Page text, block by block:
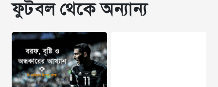
ফুটবল থেকে অন্যান্য